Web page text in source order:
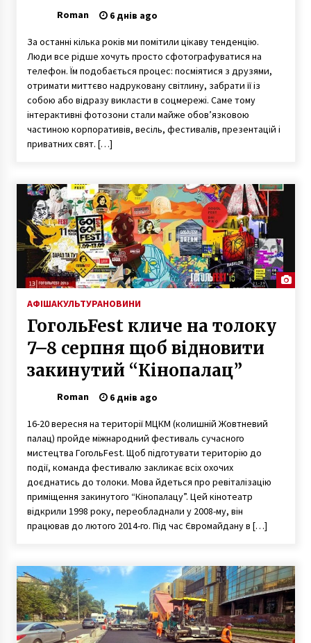
6 років ago
Міська електричка вводить нові рейси. Коли
очікувати прибуття
6 років ago
Roman 6 днів ago
За останні кілька років ми помітили цікаву тенденцію.
Люди все рідше хочуть просто сфотографуватися на
телефон. Їм подобається процес: посміятися з друзями,
отримати миттєво надруковану світлину, забрати її із
собою або відразу викласти в соцмережі. Саме тому
інтерактивні фотозони стали майже обов’язковою
частиною корпоративів, весіль, фестивалів, презентацій і
приватних свят. […]
АФІШАКУЛЬТУРАНОВИНИ
ГогольFest кличе на толоку
7–8 серпня щоб відновити
закинутий “Кінопалац”
Roman 6 днів ago
16-20 вересня на території МЦКМ (колишній Жовтневий
палац) пройде міжнародний фестиваль сучасного
мистецтва ГогольFest. Щоб підготувати територію до
події, команда фестивалю закликає всіх охочих
доєднатись до толоки. Мова йдеться про ревіталізацію
приміщення закинутого “Кінопалацу”. Цей кінотеатр
відкрили 1998 року, переобладнали у 2008-му, він
працював до лютого 2014-го. Під час Євромайдану в […]